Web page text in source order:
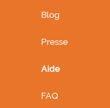
Blog
Presse
Aide
FAQ